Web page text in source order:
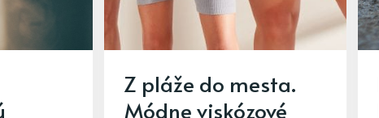
Z pláže do mesta.
Módne viskózové